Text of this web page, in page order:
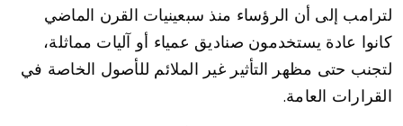
لترامب إلى أن الرؤساء منذ سبعينيات القرن الماضي
كانوا عادة يستخدمون صناديق عمياء أو آليات مماثلة،
لتجنب حتى مظهر التأثير غير الملائم للأصول الخاصة في
القرارات العامة.